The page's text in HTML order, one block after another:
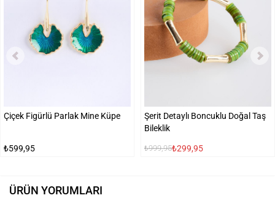
Çiçek Figürlü Parlak Mine Küpe
₺599,95
Şerit Detaylı Boncuklu Doğal Taş
Bileklik
₺999,95₺299,95
ÜRÜN YORUMLARI